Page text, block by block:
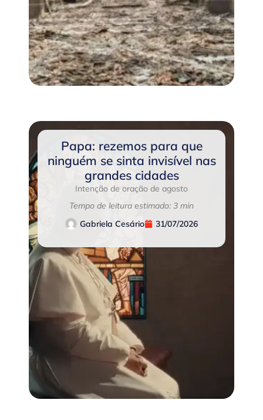
Papa: rezemos para que
ninguém se sinta invisível nas
grandes cidades
Intenção de oração de agosto
Tempo de leitura estimado: 3 min
Gabriela Cesário
31/07/2026